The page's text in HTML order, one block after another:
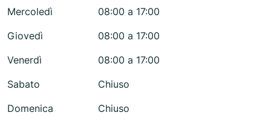
Mercoledì
08:00 a 17:00
Giovedì
08:00 a 17:00
Venerdì
08:00 a 17:00
Sabato
Chiuso
Domenica
Chiuso